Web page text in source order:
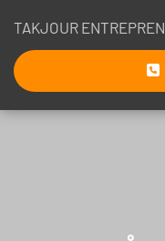
TAKJOUR